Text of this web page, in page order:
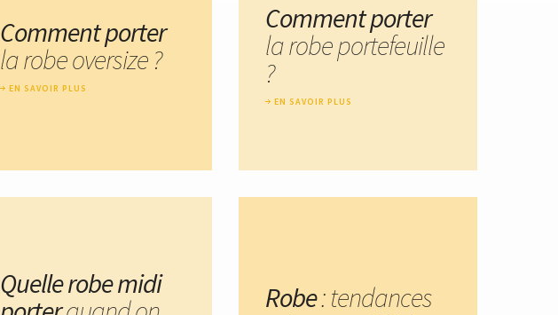
Comment porter
la robe oversize ?
EN SAVOIR PLUS
Comment porter
la robe portefeuille
?
EN SAVOIR PLUS
Quelle robe midi
Robe: tendances